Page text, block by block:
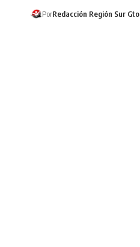
PorRedacción Región Sur Gto